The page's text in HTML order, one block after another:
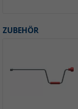
ZUBEHÖR